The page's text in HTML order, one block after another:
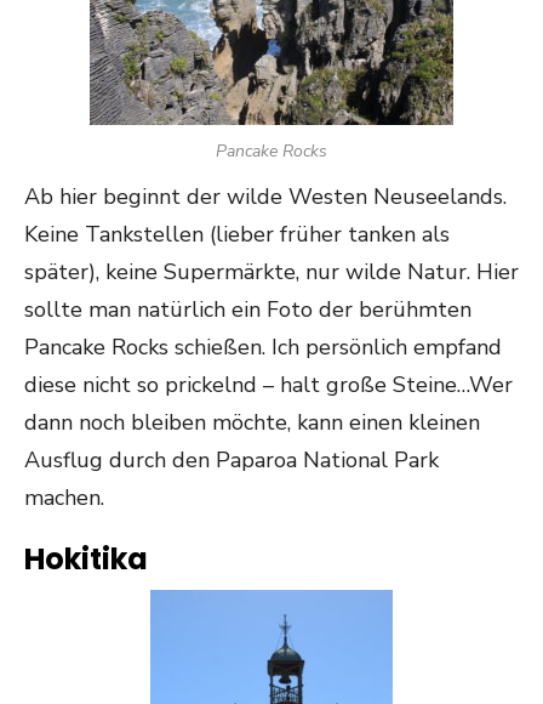
Pancake Rocks
Ab hier beginnt der wilde Westen Neuseelands.
Keine Tankstellen (lieber früher tanken als
später), keine Supermärkte, nur wilde Natur. Hier
sollte man natürlich ein Foto der berühmten
Pancake Rocks schießen. Ich persönlich empfand
diese nicht so prickelnd – halt große Steine…Wer
dann noch bleiben möchte, kann einen kleinen
Ausflug durch den Paparoa National Park
machen.
Hokitika